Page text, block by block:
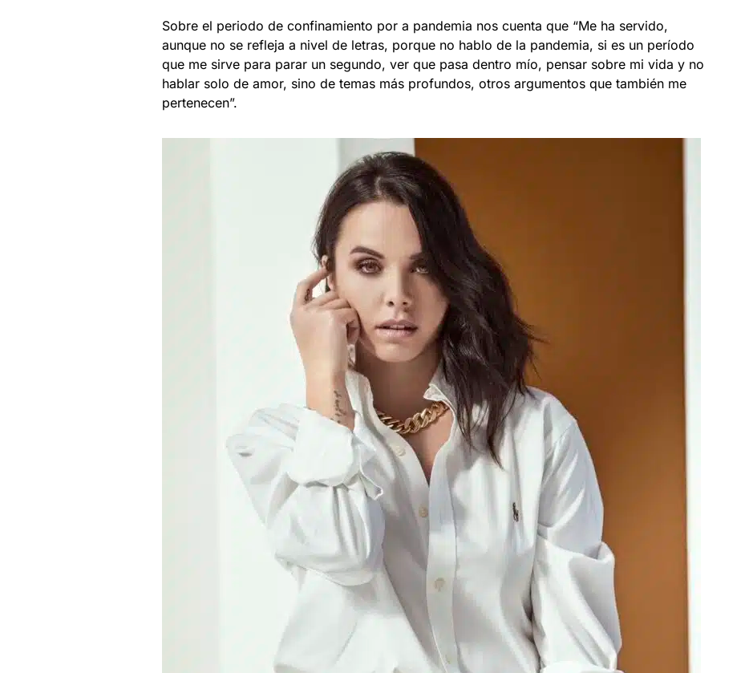
Sobre el periodo de confinamiento por a pandemia nos cuenta que “Me ha servido,
aunque no se refleja a nivel de letras, porque no hablo de la pandemia, si es un período
que me sirve para parar un segundo, ver que pasa dentro mío, pensar sobre mi vida y no
hablar solo de amor, sino de temas más profundos, otros argumentos que también me
pertenecen”.